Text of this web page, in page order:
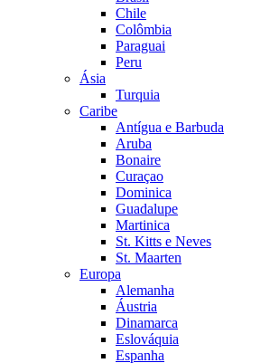
Chile
Colômbia
Paraguai
Peru
Ásia
Turquia
Caribe
Antígua e Barbuda
Aruba
Bonaire
Curaçao
Dominica
Guadalupe
Martinica
St. Kitts e Neves
St. Maarten
Europa
Alemanha
Áustria
Dinamarca
Eslováquia
Espanha